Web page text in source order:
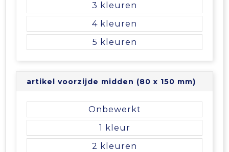
3
4
5
artikel voorzijde midden (80 x 150 mm)
Onbewerkt
1
2